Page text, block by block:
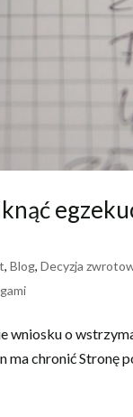
,Blog,Decyzja
wniosku o
chronić Stronę